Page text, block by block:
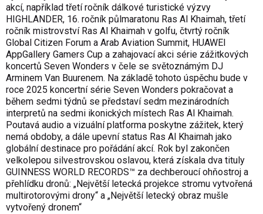
akcí, například třetí ročník dálkové turistické výzvy
HIGHLANDER, 16. ročník půlmaratonu Ras Al Khaimah, třetí
ročník mistrovství Ras Al Khaimah v golfu, čtvrtý ročník
Global Citizen Forum a Arab Aviation Summit, HUAWEI
AppGallery Gamers Cup a zahajovací akci série zážitkových
koncertů Seven Wonders v čele se světoznámým DJ
Arminem Van Buurenem. Na základě tohoto úspěchu bude v
roce 2025 koncertní série Seven Wonders pokračovat a
během sedmi týdnů se představí sedm mezinárodních
interpretů na sedmi ikonických místech Ras Al Khaimah.
Poutavá audio a vizuální platforma poskytne zážitek, který
nemá obdoby, a dále upevní status Ras Al Khaimah jako
globální destinace pro pořádání akcí. Rok byl zakončen
velkolepou silvestrovskou oslavou, která získala dva tituly
GUINNESS WORLD RECORDS™ za dechberoucí ohňostroj a
přehlídku dronů: „Největší letecká projekce stromu vytvořená
multirotorovými drony“ a „Největší letecký obraz mušle
vytvořený dronem“